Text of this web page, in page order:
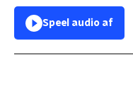
Speel audio af